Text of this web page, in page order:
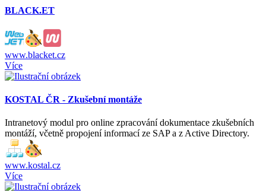
BLACK.ET
www.blacket.cz
Více
KOSTAL ČR - Zkušební montáže
Intranetový modul pro online zpracování dokumentace zkušebních
montáží, včetně propojení informací ze SAP a z Active Directory.
www.kostal.cz
Více